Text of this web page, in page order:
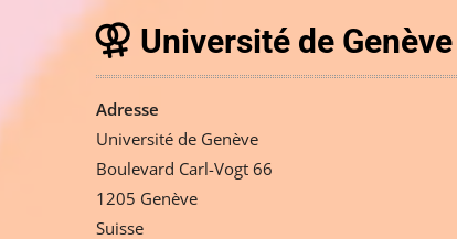
Université de Genève
Adresse
Université de Genève
Boulevard Carl-Vogt 66
1205 Genève
Suisse